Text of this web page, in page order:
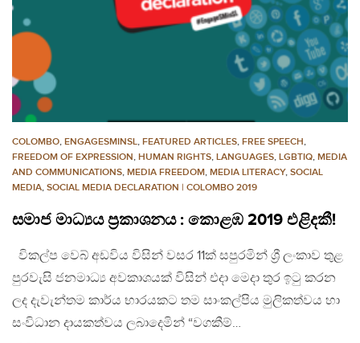
COLOMBO, ENGAGESMINSL, FEATURED ARTICLES, FREE SPEECH,
FREEDOM OF EXPRESSION, HUMAN RIGHTS, LANGUAGES, LGBTIQ, MEDIA
AND COMMUNICATIONS, MEDIA FREEDOM, MEDIA LITERACY, SOCIAL
MEDIA, SOCIAL MEDIA DECLARATION | COLOMBO 2019
සමාජ මාධ්‍යය ප්‍රකාශනය : කොළඹ 2019 එළිදකී!
විකල්ප වෙබ් අඩවිය විසින් වසර 11ක් සපුරමින් ශ්‍රී ලංකාව තුළ
පුරවැසි ජනමාධ්‍ය අවකාශයක් විසින් එදා මෙදා තුර ඉටු කරන
ලද දැවැන්තම කාර්ය භාරයකට තම සාංකල්පිය මුලිකත්වය හා
සංවිධාන දායකත්වය ලබාදෙමින් “වගකීම්…